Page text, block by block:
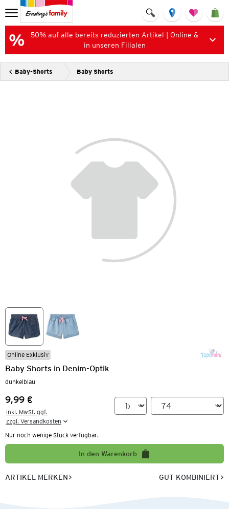
50% auf alle bereits reduzierten Artikel | Online &
in unseren Filialen
Baby-Shorts Baby Shorts
Online Exklusiv
Baby Shorts in Denim-Optik
dunkelblau
Preis:
9,99 €
inkl. MwSt. ggf.
zzgl. Versandkosten
Nur noch wenige Stück verfügbar.
In den Warenkorb
ARTIKEL MERKEN GUT KOMBINIERT